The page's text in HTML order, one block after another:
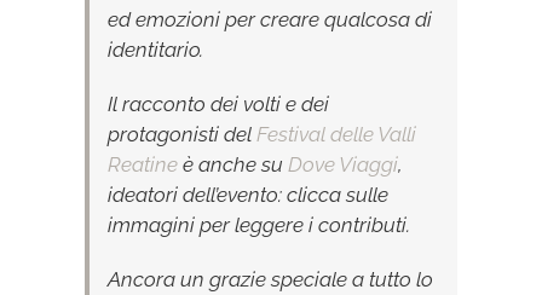
ed emozioni per creare qualcosa di
identitario.
Il racconto dei volti e dei
protagonisti del Festival delle Valli
Reatine è anche su Dove Viaggi,
ideatori dell’evento: clicca sulle
immagini per leggere i contributi.
Ancora un grazie speciale a tutto lo